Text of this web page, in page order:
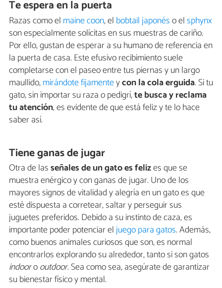
Te espera en la puerta
Razas como el maine coon, el bobtail japonéso elsphynx
son especialmente solícitas en sus muestras de cariño.
Por ello, gustan de esperar a su humano de referencia en
la puerta de casa. Este efusivo recibimiento suele
completarse con el paseo entre tus piernas y un largo
maullido,mirándote fijamenteycon la cola erguida. Si tu
gato, sin importar su raza o pedigrí,te busca y reclama
tu atención, es evidente de que está feliz y te lo hace
saber así.
Tiene ganas de jugar
Otra de lasseñales de un gato es felizes que se
muestra enérgico y con ganas de jugar. Uno de los
mayores signos de vitalidad y alegría en un gato es que
esté dispuesta a corretear, saltar y perseguir sus
juguetes preferidos. Debido a su instinto de caza, es
importante poder potenciar eljuego para gatos. Además,
como buenos animales curiosos que son, es normal
encontrarlos explorando su alrededor, tanto si son gatos
indoorooutdoor. Sea como sea, asegúrate de garantizar
su bienestar físico y mental.